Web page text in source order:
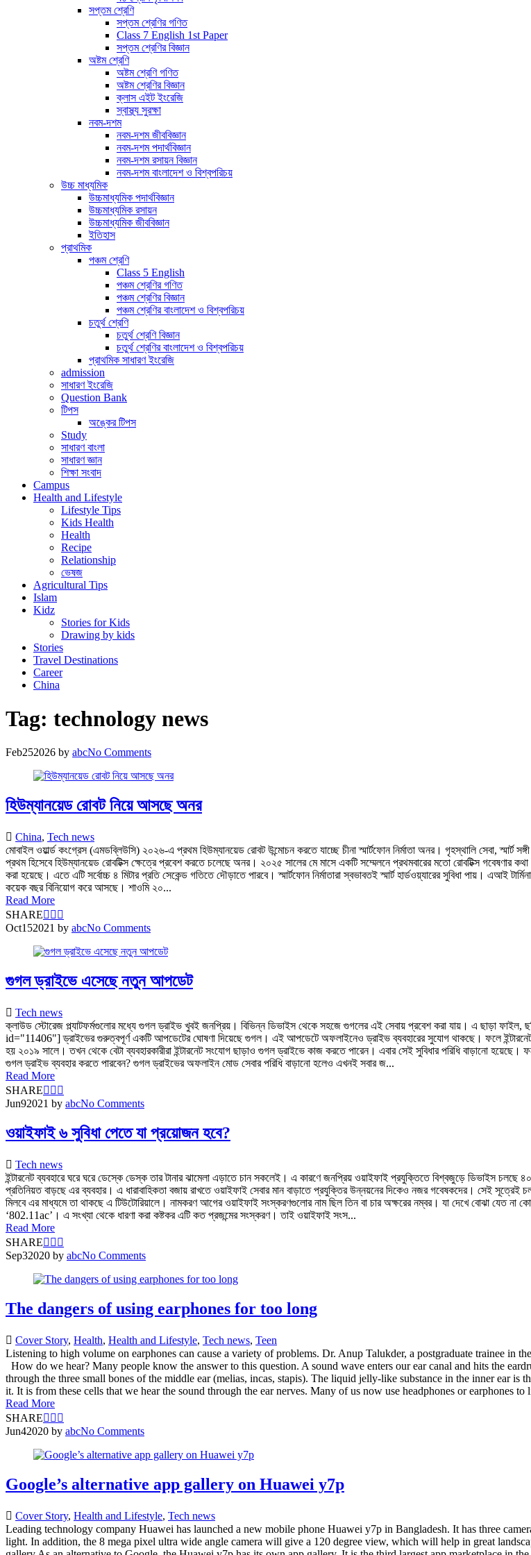
সপ্তম শ্রেণি
সপ্তম শ্রেণির গণিত
Class 7 English 1st Paper
সপ্তম শ্রেণির বিজ্ঞান
অষ্টম শ্রেণি
অষ্টম শ্রেণি গণিত
অষ্টম শ্রেণির বিজ্ঞান
ক্লাস এইট ইংরেজি
স্বাস্থ্য সুরক্ষা
নবম-দশম
নবম-দশম জীববিজ্ঞান
নবম-দশম পদার্থবিজ্ঞান
নবম-দশম রসায়ন বিজ্ঞান
নবম-দশম বাংলাদেশ ও বিশ্বপরিচয়
উচ্চ মাধ্যমিক
উচ্চমাধ্যমিক পদার্থবিজ্ঞান
উচ্চমাধ্যমিক রসায়ন
উচ্চমাধ্যমিক জীববিজ্ঞান
ইতিহাস
প্রাথমিক
পঞ্চম শ্রেণি
Class 5 English
পঞ্চম শ্রেণির গণিত
পঞ্চম শ্রেণির বিজ্ঞান
পঞ্চম শ্রেণির বাংলাদেশ ও বিশ্বপরিচয়
চতুর্থ শ্রেণি
চতুর্থ শ্রেণি বিজ্ঞান
চতুর্থ শ্রেণির বাংলাদেশ ও বিশ্বপরিচয়
প্রাথমিক সাধারণ ইংরেজি
admission
সাধারণ ইংরেজি
Question Bank
টিপস
অঙ্কের টিপস
Study
সাধারণ বাংলা
সাধারণ জ্ঞান
শিক্ষা সংবাদ
Campus
Health and Lifestyle
Lifestyle Tips
Kids Health
Health
Recipe
Relationship
ভেষজ
Agricultural Tips
Islam
Kidz
Stories for Kids
Drawing by kids
Stories
Travel Destinations
Career
China
Tag: technology news
Feb252026 by abcNo Comments
হিউম্যানয়েড রোবট নিয়ে আসছে অনর
China, Tech news
মোবাইল ওয়ার্ল্ড কংগ্রেস (এমডব্লিউসি) ২০২৬-এ প্রথম হিউম্যানয়েড রোবট উন্মোচন করতে যাচ্ছে চীনা স্মার্টফোন নির্মাতা অনর। গৃহস্থালি সেবা, স্মার্ট
প্রথম হিসেবে হিউম্যানয়েড রোবটিক্স ক্ষেত্রে প্রবেশ করতে চলেছে অনর। ২০২৫ সালের মে মাসে একটি সম্মেলনে প্রথমবারের মতো রোবটিক্স গবেষণার
করা হয়েছে। এতে এটি সর্বোচ্চ ৪ মিটার প্রতি সেকেন্ড গতিতে দৌড়াতে পারবে। স্মার্টফোন নির্মাতারা স্বভাবতই স্মার্ট হার্ডওয়্যারের সুবিধা পায়। এআই
কয়েক বছর বিনিয়োগ করে আসছে। শাওমি ২০...
Read More
SHARE
Oct152021 by abcNo Comments
গুগল ড্রাইভে এসেছে নতুন আপডেট
Tech news
ক্লাউড স্টোরেজ প্ল্যাটফর্মগুলোর মধ্যে গুগল ড্রাইভ খুবই জনপ্রিয়। বিভিন্ন ডিভাইস থেকে সহজে গুগলের এই সেবায় প্রবেশ করা যায়। এ ছাড়া ফাইল,
id="11406"] ড্রাইভের গুরুত্বপূর্ণ একটি আপডেটের ঘোষণা দিয়েছে গুগল। এই আপডেটে অফলাইনেও ড্রাইভ ব্যবহারের সুযোগ থাকছে। ফলে ইন্টারনেট
হয় ২০১৯ সালে। তখন থেকে বেটা ব্যবহারকারীরা ইন্টারনেট সংযোগ ছাড়াও গুগল ড্রাইভে কাজ কর‍তে পারেন। এবার সেই সুবিধার পরিধি বাড়ানো
গুগল ড্রাইভ ব্যবহার করতে পারবেন? গুগল ড্রাইভের অফলাইন মোড সেবার পরিধি বাড়ানো হলেও এখনই সবার জ...
Read More
SHARE
Jun92021 by abcNo Comments
ওয়াইফাই ৬ সুবিধা পেতে যা প্রয়োজন হবে?
Tech news
ইন্টারনেট ব্যবহারে ঘরে ঘরে ডেস্কে ডেস্ক তার টানার ঝামেলা এড়াতে চান সকলেই। এ কারণে জনপ্রিয় ওয়াইফাই প্রযুক্তিতে বিশ্বজুড়ে ডিভাইস চলছে
প্রতিনিয়ত বাড়ছে এর ব্যবহার। এ ধারাবাহিকতা বজায় রাখতে ওয়াইফাই সেবার মান বাড়াতে প্রযুক্তির উন্নয়নের দিকেও নজর গবেষকদের। সেই
মিলবে এর মাধ্যমে তা থাকছে এ টিউটোরিয়ালে। নামকরণ আগের ওয়াইফাই সংস্করণগুলোর নাম ছিল তিন বা চার অক্ষরের নম্বর। যা দেখে বোঝা যেত
‘802.11ac’। এ সংখ্যা থেকে ধারণা করা কষ্টকর এটি কত প্রজন্মের সংস্করণ। তাই ওয়াইফাই সংস...
Read More
SHARE
Sep32020 by abcNo Comments
The dangers of using earphones for too long
Cover Story, Health, Health and Lifestyle, Tech news, Teen
Listening to high volume on earphones can cause a variety of problems. Dr. Anup Talukder, a postgraduate trainee in
How do we hear? Many people know the answer to this question. A sound wave enters our ear canal and hits the
through the three small bones of the middle ear (melias, incas, stapis). The liquid jelly-like substance in the inner ear
it. It is from these cells that we hear the sound through the ear nerves. Many of us now use headphones or earphones
Read More
SHARE
Jun42020 by abcNo Comments
Google’s alternative app gallery on Huawei y7p
Cover Story, Health and Lifestyle, Tech news
Leading technology company Huawei has launched a new mobile phone Huawei y7p in Bangladesh. It has three
light. In addition, the 8 mega pixel ultra wide angle camera will give a 120 degree view, which will help in great